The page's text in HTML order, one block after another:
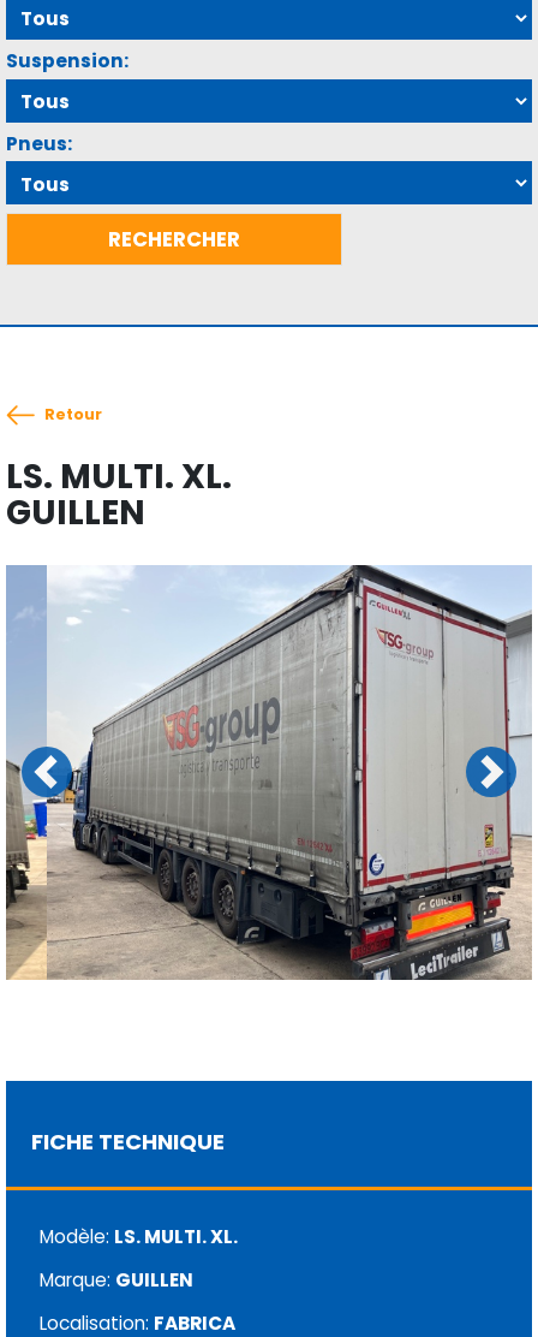
Suspension:
Pneus:
Retour
LS. MULTI. XL.
GUILLEN
Previous Next
FICHE TECHNIQUE
Modèle: LS. MULTI. XL.
Marque: GUILLEN
Localisation: FABRICA